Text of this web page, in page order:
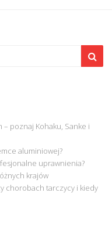
poznaj Kohaku, Sanke i
aluminiowej?
uprawnienia?
krajów
chorobach tarczycy i kiedy